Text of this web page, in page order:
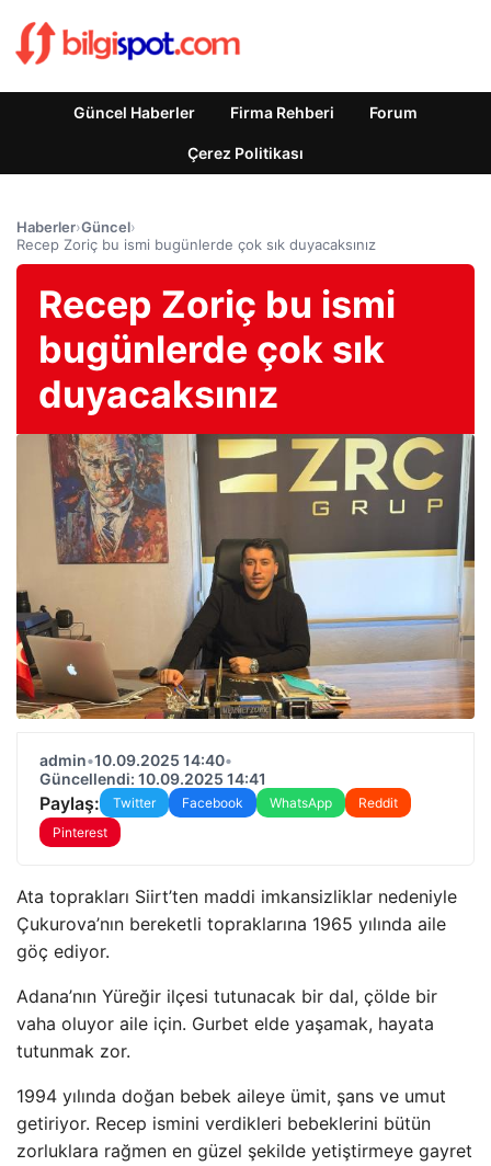
Güncel Haberler Firma Rehberi Forum
Çerez Politikası
Haberler›Güncel›
Recep Zoriç bu ismi bugünlerde çok sık duyacaksınız
Recep Zoriç bu ismi
bugünlerde çok sık
duyacaksınız
admin•10.09.2025 14:40•
Güncellendi: 10.09.2025 14:41
Paylaş: Twitter Facebook WhatsApp
Reddit
Pinterest
Ata toprakları Siirt’ten maddi imkansizliklar nedeniyle
Çukurova’nın bereketli topraklarına 1965 yılında aile
göç ediyor.
Adana’nın Yüreğir ilçesi tutunacak bir dal, çölde bir
vaha oluyor aile için. Gurbet elde yaşamak, hayata
tutunmak zor.
1994 yılında doğan bebek aileye ümit, şans ve umut
getiriyor. Recep ismini verdikleri bebeklerini bütün
zorluklara rağmen en güzel şekilde yetiştirmeye gayret